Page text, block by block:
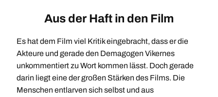
Aus der Haft in den Film
Es hat dem Film viel Kritik eingebracht, dass er die
Akteure und gerade den Demagogen Vikernes
unkommentiert zu Wort kommen lässt. Doch gerade
darin liegt eine der großen Stärken des Films. Die
Menschen entlarven sich selbst und aus